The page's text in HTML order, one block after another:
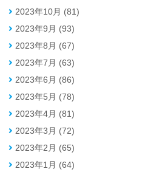
2023年10月 (81)
2023年9月 (93)
2023年8月 (67)
2023年7月 (63)
2023年6月 (86)
2023年5月 (78)
2023年4月 (81)
2023年3月 (72)
2023年2月 (65)
2023年1月 (64)